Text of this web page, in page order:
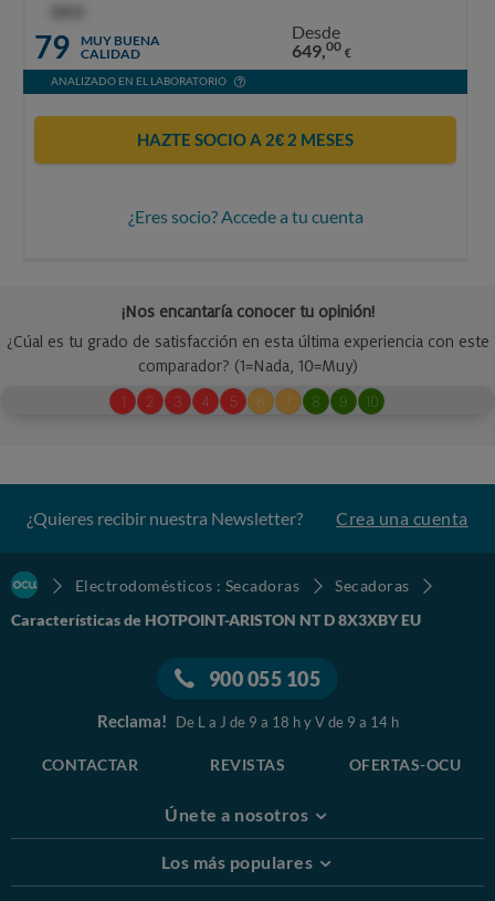
79
MUY BUENA
CALIDAD
Desde
649,00 €
ANALIZADO EN EL LABORATORIO
HAZTE SOCIO A 2€ 2 MESES
¿Eres socio? Accede a tu cuenta
¿Quieres recibir nuestra Newsletter? Crea una cuenta
Electrodomésticos : Secadoras
Secadoras
Características de HOTPOINT-ARISTON NT D 8X3XBY EU
900 055 105
Reclama! De L a J de 9 a 18 h y V de 9 a 14 h
CONTACTAR REVISTAS OFERTAS-OCU
Únete a nosotros
Los más populares